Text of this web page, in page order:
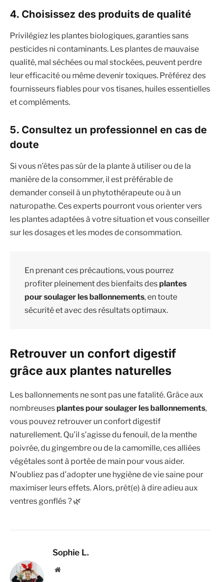
4. Choisissez des produits de qualité
Privilégiez les plantes biologiques, garanties sans
pesticides ni contaminants. Les plantes de mauvaise
qualité, mal séchées ou mal stockées, peuvent perdre
leur efficacité ou même devenir toxiques. Préférez des
fournisseurs fiables pour vos tisanes, huiles essentielles
et compléments.
5. Consultez un professionnel en cas de
doute
Si vous n’êtes pas sûr de la plante à utiliser ou de la
manière de la consommer, il est préférable de
demander conseil à un phytothérapeute ou à un
naturopathe. Ces experts pourront vous orienter vers
les plantes adaptées à votre situation et vous conseiller
sur les dosages et les modes de consommation.
En prenant ces précautions, vous pourrez
profiter pleinement des bienfaits desplantes
pour soulager les ballonnements, en toute
sécurité et avec des résultats optimaux.
Retrouver un confort digestif
grâce aux plantes naturelles
Les ballonnements ne sont pas une fatalité. Grâce aux
nombreusesplantes pour soulager les ballonnements,
vous pouvez retrouver un confort digestif
naturellement. Qu’il s’agisse du fenouil, de la menthe
poivrée, du gingembre ou de la camomille, ces alliées
végétales sont à portée de main pour vous aider.
N’oubliez pas d’adopter une hygiène de vie saine pour
maximiser leurs effets. Alors, prêt(e) à dire adieu aux
ventres gonflés ? 🌿
Sophie L.
Site